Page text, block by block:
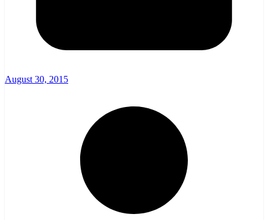
August 30, 2015